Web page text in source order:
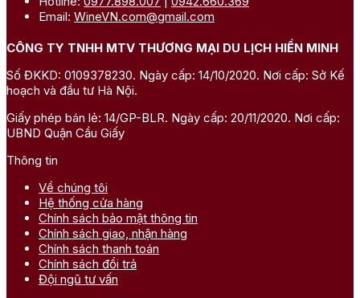
Email: WineVN.com@gmail.com
CÔNG TY TNHH MTV THƯƠNG MẠI DU LỊCH HIỀN MINH
Số ĐKKD: 0109378230. Ngày cấp: 14/10/2020. Nơi cấp: Sở Kế
hoạch và đầu tư Hà Nội.
Giấy phép bán lẻ: 14/GP-BLR. Ngày cấp: 20/11/2020. Nơi cấp:
UBND Quận Cầu Giấy
Thông tin
Về chúng tôi
Hệ thống cửa hàng
Chính sách bảo mật thông tin
Chính sách giao, nhận hàng
Chính sách thanh toán
Chính sách đổi trả
Đội ngũ tư vấn